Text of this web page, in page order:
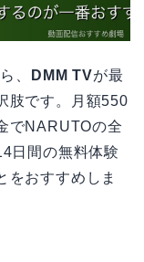
、 DMM TVが最
肢です。月額550
でNARUTOの全
日間の無料体験
をおすすめしま